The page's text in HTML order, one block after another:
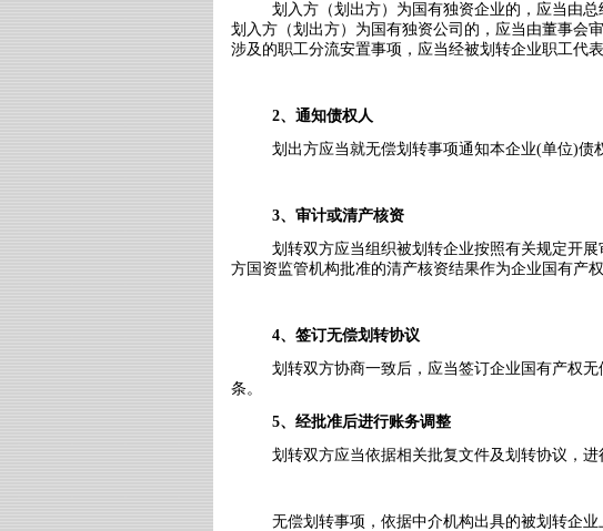
划入方（划出方）为国有独资企业的，应当由
划入方（划出方）为国有独资公司的，应当由董事会
涉及的职工分流安置事项，应当经被划转企业职工代表
2、通知债权人
划出方应当就无偿划转事项通知本企业(单位)债
3、审计或清产核资
划转双方应当组织被划转企业按照有关规定开
方国资监管机构批准的清产核资结果作为企业国有产
4、签订无偿划转协议
划转双方协商一致后，应当签订企业国有产权
条。
5、经批准后进行账务调整
划转双方应当依据相关批复文件及划转协议，
无偿划转事项，依据中介机构出具的被划转企业